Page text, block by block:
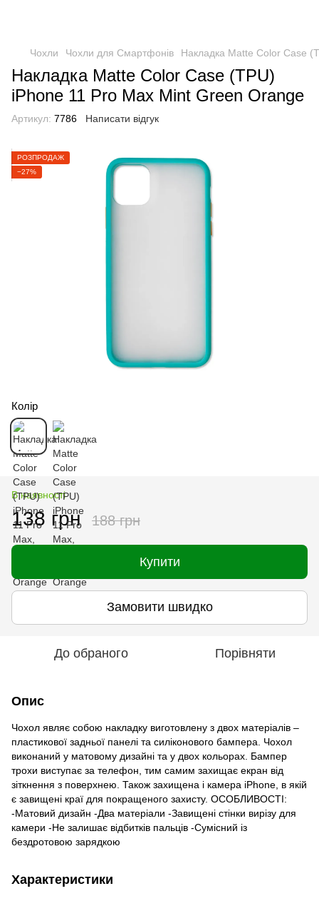
Чохли Чохли для Смартфонів Накладка Matte Color Case
Накладка Matte Color Case (TPU)
iPhone 11 Pro Max Mint Green Orange
Артикул: 7786 Написати відгук
РОЗПРОДАЖ
−27%
Колір
В наявності
138 грн 188 грн
Купити
Замовити швидко
До обраного Порівняти
Опис
Чохол являє собою накладку виготовлену з двох матеріалів –
пластикової задньої панелі та силіконового бампера. Чохол
виконаний у матовому дизайні та у двох кольорах. Бампер
трохи виступає за телефон, тим самим захищає екран від
зіткнення з поверхнею. Також захищена і камера iPhone, в якій
є завищені краї для покращеного захисту. ОСОБЛИВОСТІ:
-Матовий дизайн -Два матеріали -Завищені стінки вирізу для
камери -Не залишає відбитків пальців -Сумісний із
бездротовою зарядкою
Характеристики